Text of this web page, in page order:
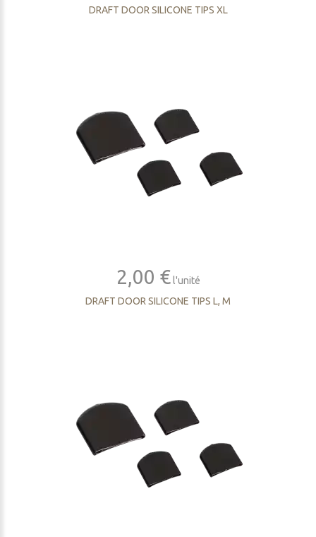
DRAFT DOOR SILICONE TIPS XL
2,00 € l'unité
DRAFT DOOR SILICONE TIPS L, M